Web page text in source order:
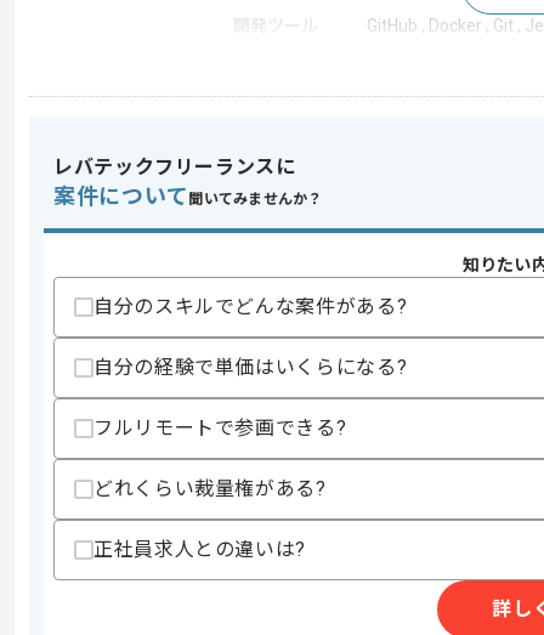
開発ツール
GitHub , Docker , Git ,
業界
通信
特徴
スキル
・Firebase Cloud Messagingを用いた
・Swift商用提供のiOSアプリの開発経験
・iTuneConnectでのアプリ申請、審査
-Vue.jsでのフロント開発経験
-Java、Python、Shell、SQL等の商用
歓迎スキル
・WKWebviewを用いたiOSアプリの実
・AWSなどクラウドを使った開発経験
・J2EEでの商用サービスの開発経験
レバテックフリーランスに
案件について 聞いてみませんか？
知りたい
自分のスキルでどんな案件がある?
自分の経験で単価はいくらになる?
フルリモートで参画できる?
どれくらい裁量権がある?
正社員求人との違いは?
詳し